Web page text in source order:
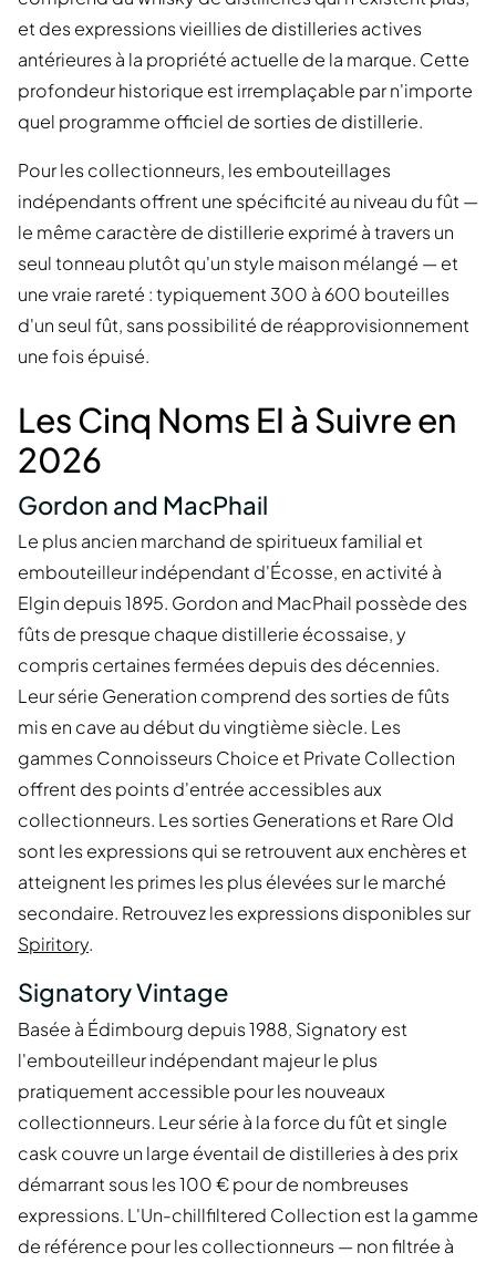
et des expressions vieillies de distilleries actives
antérieures à la propriété actuelle de la marque. Cette
profondeur historique est irremplaçable par n'importe
quel programme officiel de sorties de distillerie.
Pour les collectionneurs, les embouteillages
indépendants offrent une spécificité au niveau du fût —
le même caractère de distillerie exprimé à travers un
seul tonneau plutôt qu'un style maison mélangé — et
une vraie rareté : typiquement 300 à 600 bouteilles
d'un seul fût, sans possibilité de réapprovisionnement
une fois épuisé.
Les Cinq Noms EI à Suivre en
2026
Gordon and MacPhail
Le plus ancien marchand de spiritueux familial et
embouteilleur indépendant d'Écosse, en activité à
Elgin depuis 1895. Gordon and MacPhail possède des
fûts de presque chaque distillerie écossaise, y
compris certaines fermées depuis des décennies.
Leur série Generation comprend des sorties de fûts
mis en cave au début du vingtième siècle. Les
gammes Connoisseurs Choice et Private Collection
offrent des points d'entrée accessibles aux
collectionneurs. Les sorties Generations et Rare Old
sont les expressions qui se retrouvent aux enchères et
atteignent les primes les plus élevées sur le marché
secondaire. Retrouvez les expressions disponibles sur
Spiritory.
Signatory Vintage
Basée à Édimbourg depuis 1988, Signatory est
l'embouteilleur indépendant majeur le plus
pratiquement accessible pour les nouveaux
collectionneurs. Leur série à la force du fût et single
cask couvre un large éventail de distilleries à des prix
démarrant sous les 100 € pour de nombreuses
expressions. L'Un-chillfiltered Collection est la gamme
de référence pour les collectionneurs — non filtrée à